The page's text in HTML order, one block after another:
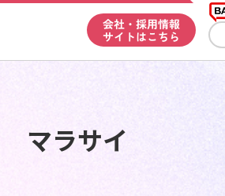
会社・採用情報
サイトはこちら
マラサイ